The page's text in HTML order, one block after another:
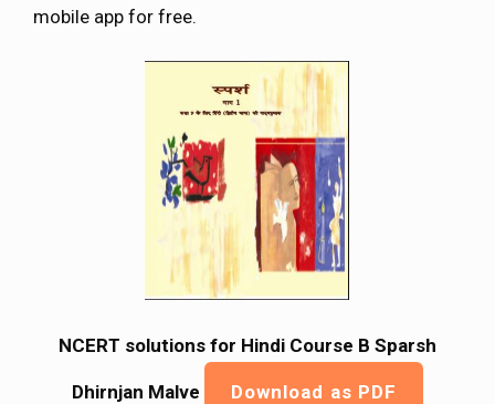
mobile app for free.
NCERT solutions for Hindi Course B Sparsh
Dhirnjan Malve Download as PDF